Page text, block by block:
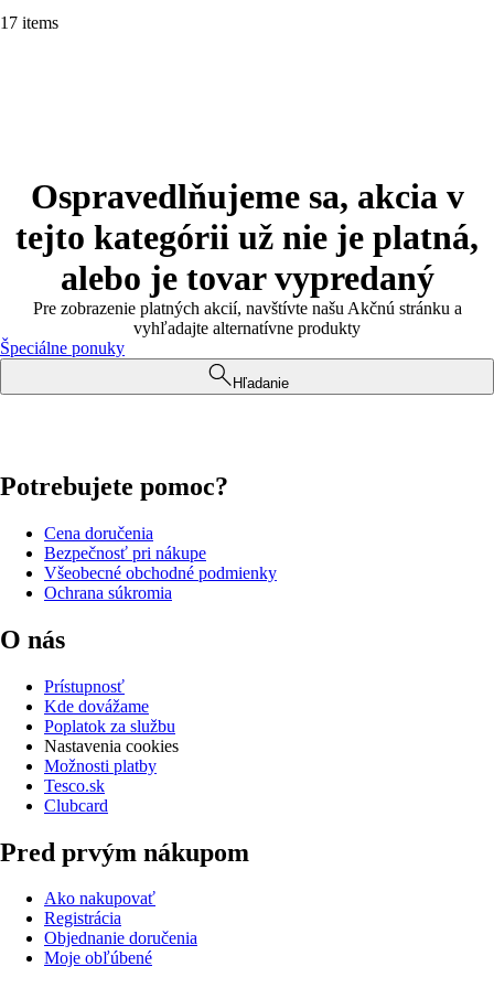
17 items
Ospravedlňujeme sa, akcia v
tejto kategórii už nie je platná,
alebo je tovar vypredaný
Pre zobrazenie platných akcií, navštívte našu Akčnú stránku a
vyhľadajte alternatívne produkty
Špeciálne ponuky
Hľadanie
Potrebujete pomoc?
Cena doručenia
Bezpečnosť pri nákupe
Všeobecné obchodné podmienky
Ochrana súkromia
O nás
Prístupnosť
Kde dovážame
Poplatok za službu
Nastavenia cookies
Možnosti platby
Tesco.sk
Clubcard
Pred prvým nákupom
Ako nakupovať
Registrácia
Objednanie doručenia
Moje obľúbené